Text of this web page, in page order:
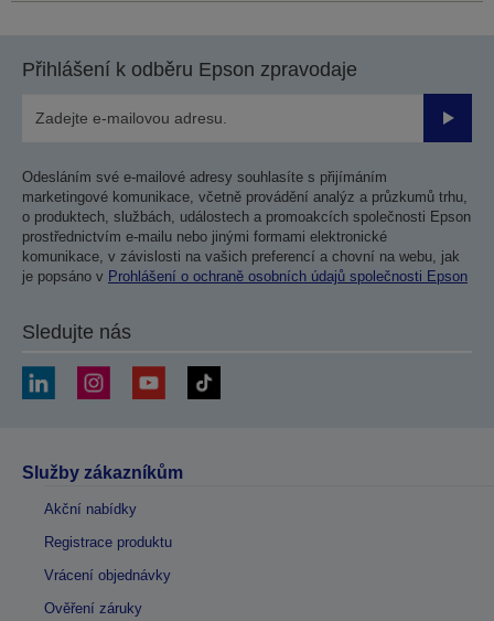
Přihlášení k odběru Epson zpravodaje
Odesláním své e-mailové adresy souhlasíte s přijímáním
marketingové komunikace, včetně provádění analýz a průzkumů trhu,
o produktech, službách, událostech a promoakcích společnosti Epson
prostřednictvím e-mailu nebo jinými formami elektronické
komunikace, v závislosti na vašich preferencí a chovní na webu, jak
je popsáno v Prohlášení o ochraně osobních údajů společnosti Epson
Sledujte nás
Služby zákazníkům
Akční nabídky
Registrace produktu
Vrácení objednávky
Ověření záruky